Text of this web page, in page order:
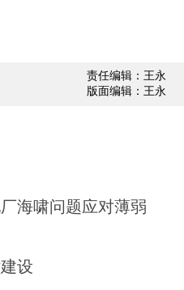
责任编辑：王永
版面编辑：王永
海啸问题应对薄弱
设